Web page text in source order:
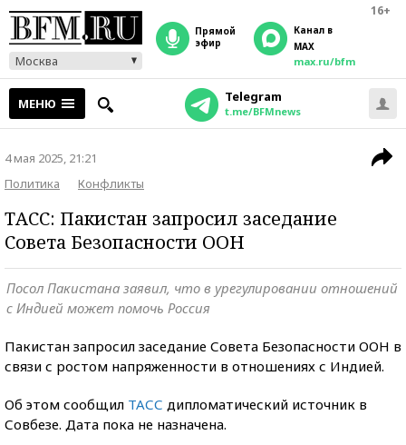
16+
Москва
прямой
эфир
Канал в
MAX
max.ru/bfm
МЕНЮ Telegram
t.me/BFMnews
4 мая 2025, 21:21
Политика
Конфликты
ТАСС: Пакистан запросил заседание
Совета Безопасности ООН
Посол Пакистана заявил, что в урегулировании отношений
с Индией может помочь Россия
Пакистан запросил заседание Совета Безопасности ООН в
связи с ростом напряженности в отношениях с Индией.
Об этом сообщил ТАСС дипломатический источник в
Совбезе. Дата пока не назначена.